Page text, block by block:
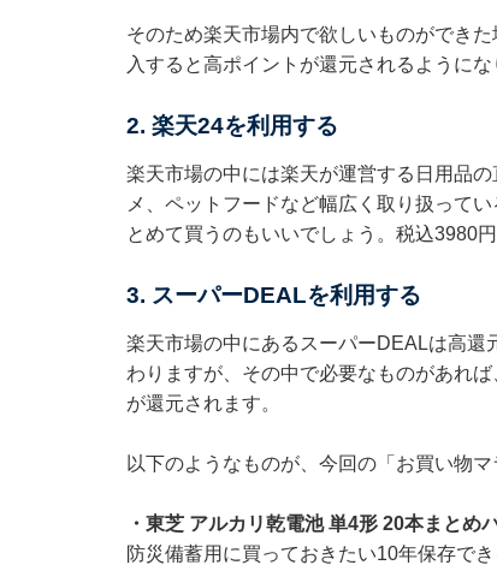
そのため楽天市場内で欲しいものができ
入すると高ポイントが還元されるようにな
2. 楽天24を利用する
楽天市場の中には楽天が運営する日用品
メ、ペットフードなど幅広く取り扱って
とめて買うのもいいでしょう。税込3980
3. スーパーDEALを利用する
楽天市場の中にある スーパーDEALは高還
わりますが、その中で必要なものがあれ
が還元されます。
以下のようなものが、今回の「お買い物
・ 東芝 アルカリ乾電池 単4形 20本まとめ
防災備蓄用に買っておきたい10年保存で